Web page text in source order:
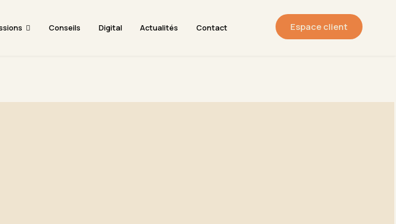
Nos missions Conseils Digital Actualités Contact
Espace client